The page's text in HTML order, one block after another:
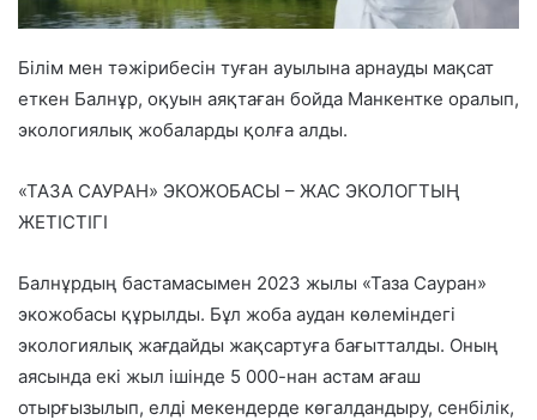
Білім мен тәжірибесін туған ауылына арнауды мақсат
еткен Балнұр, оқуын аяқтаған бойда Манкентке оралып,
экологиялық жобаларды қолға алды.
«ТАЗА САУРАН» ЭКОЖОБАСЫ – ЖАС ЭКОЛОГТЫҢ
ЖЕТІСТІГІ
Балнұрдың бастамасымен 2023 жылы «Таза Сауран»
экожобасы құрылды. Бұл жоба аудан көлеміндегі
экологиялық жағдайды жақсартуға бағытталды. Оның
аясында екі жыл ішінде 5 000-нан астам ағаш
отырғызылып, елді мекендерде көгалдандыру, сенбілік,